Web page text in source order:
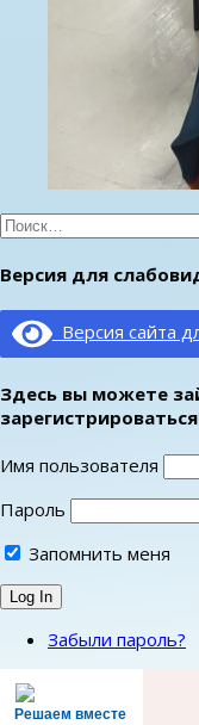
Найти:
Версия для
Версия сайта
Здесь вы можете
Имя пользователя
Пароль
Запомнить меня
Забыли пароль?
Решаем вместе